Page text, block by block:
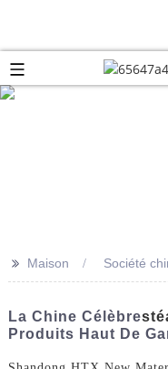
>> Maison Société
La Chine Célèbre
Produits Haut De